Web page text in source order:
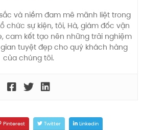
và niềm đam mê mãnh liệt trong
chức sự kiện, tôi, Hà, giám đốc vận
cam kết tạo nên những trải nghiệm
tuyệt đẹp cho quý khách hàng
của chúng tôi.
Pinterest Twitter Linkedin